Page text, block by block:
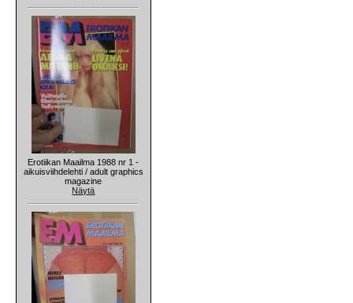
Erotiikan Maailma 1988 nr 1 -
aikuisviihdelehti / adult graphics
magazine
Näytä